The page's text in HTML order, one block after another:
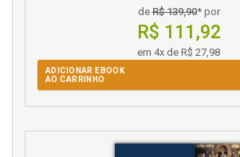
deR$ 139,90* por
R$ 111,92
em 4x de R$ 27,98
ADICIONAR EBOOK
AO CARRINHO